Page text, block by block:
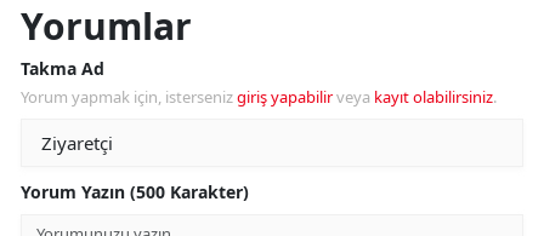
Yorumlar
Takma Ad
Yorum yapmak için, istersenizgiriş yapabilirveya kayıt olabilirsiniz.
Yorum Yazın (500 Karakter)